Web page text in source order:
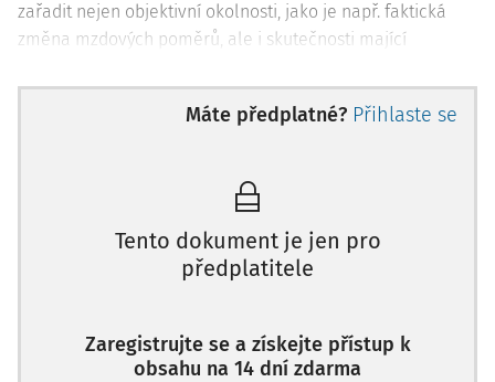
zařadit nejen objektivní okolnosti, jako je např. faktická
změna mzdových poměrů, ale i skutečnosti mající
převáděného zaměstnance k zaměstnavateli, resp. k
zástupcům (vedoucím zaměstnancům) zaměstnavatele.
který přešel k nabyvateli, je zaměstnanec nesplňující
. Toto ustanovení stanovuje určité
předpoklady k výkonu práce, které musí vedoucí
zaměstnanec splňovat (např. musí organizovat, řídit a
kontrolovat práci podřízených zaměstnanců a dávat jim k
Jestliže vedoucí zaměstnanec, který je ve vztahu
Máte předplatné? Přihlaste se
Tento dokument je jen pro
předplatitele
Zaregistrujte se a získejte přístup k
obsahu na 14 dní zdarma